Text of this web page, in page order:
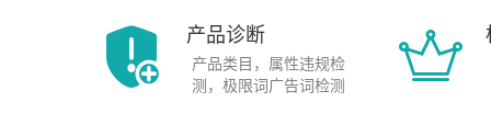
产品诊断
产品类目，属性违规检
测，极限词广告词检测